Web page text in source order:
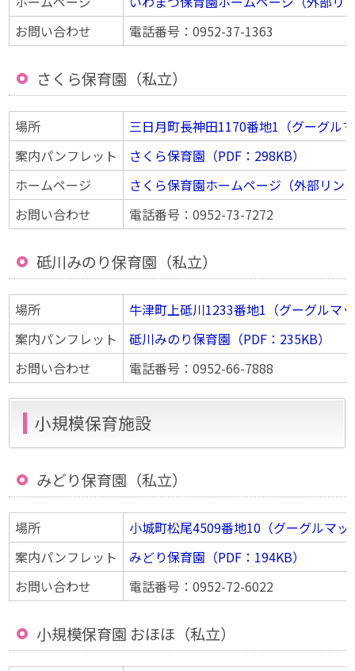
お問い合わせ
電話番号：0952-37-1363
さくら保育園（私立）
場所
三日月町長神田1170番地1（グーグル
案内パンフレット
さくら保育園（PDF：298KB）
ホームページ
さくら保育園ホームページ（外部リン
お問い合わせ
電話番号：0952-73-7272
砥川みのり保育園（私立）
場所
牛津町上砥川1233番地1（グーグルマ
案内パンフレット
砥川みのり保育園（PDF：235KB）
お問い合わせ
電話番号：0952-66-7888
小規模保育施設
みどり保育園（私立）
場所
小城町松尾4509番地10（グーグルマッ
案内パンフレット
みどり保育園（PDF：194KB）
お問い合わせ
電話番号：0952-72-6022
小規模保育園 おほほ（私立）